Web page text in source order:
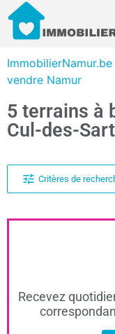
ImmobilierNamur.be
vendre Namur
5 terrains à
Cul-des-
Critères de
Recevez